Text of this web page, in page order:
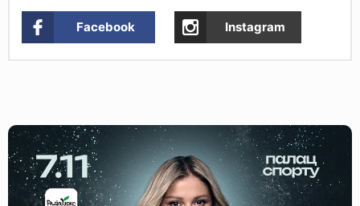
Facebook Instagram